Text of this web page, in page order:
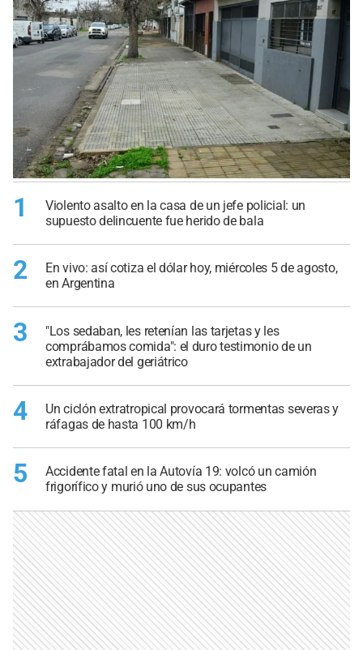
1
Violento asalto en la casa de un jefe policial: un
supuesto delincuente fue herido de bala
2
En vivo: así cotiza el dólar hoy, miércoles 5 de agosto,
en Argentina
3
"Los sedaban, les retenían las tarjetas y les
comprábamos comida": el duro testimonio de un
extrabajador del geriátrico
4
Un ciclón extratropical provocará tormentas severas y
ráfagas de hasta 100 km/h
5
Accidente fatal en la Autovía 19: volcó un camión
frigorífico y murió uno de sus ocupantes